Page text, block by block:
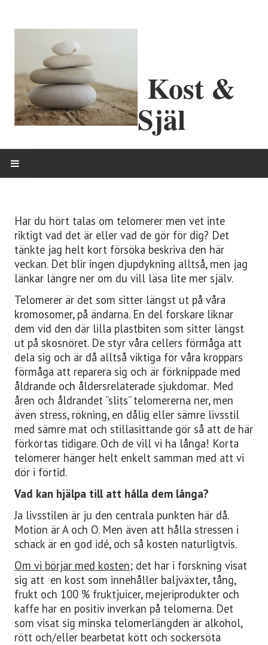
Kost &
Själ
OM MIG
ERBJUDANDEN
KONTAKT
LAVENDELGÖMMAN
INTEGRITETSPOLICY
RECEPT
MINA BÖCKER
INLOGGNING
Har du hört talas om telomerer men vet inte
riktigt vad det är eller vad de gör för dig? Det
tänkte jag helt kort försöka beskriva den här
veckan. Det blir ingen djupdykning alltså, men jag
länkar längre ner om du vill läsa lite mer själv.
Telomerer är det som sitter längst ut på våra
kromosomer, på ändarna. En del forskare liknar
dem vid den där lilla plastbiten som sitter längst
ut på skosnöret. De styr våra cellers förmåga att
dela sig och är då alltså viktiga för våra kroppars
förmåga att reparera sig och är förknippade med
åldrande och åldersrelaterade sjukdomar. Med
åren och åldrandet ”slits” telomererna ner, men
även stress, rökning, en dålig eller sämre livsstil
med sämre mat och stillasittande gör så att de här
förkortas tidigare. Och de vill vi ha långa! Korta
telomerer hänger helt enkelt samman med att vi
dör i förtid.
Vad kan hjälpa till att hålla dem långa?
Ja livsstilen är ju den centrala punkten här då.
Motion är A och O. Men även att hålla stressen i
schack är en god idé, och så kosten naturligtvis.
Om vi börjar med kosten; det har i forskning visat
sig att en kost som innehåller baljväxter, tång,
frukt och 100 % fruktjuicer, mejeriprodukter och
kaffe har en positiv inverkan på telomerna. Det
som visat sig minska telomerlängden är alkohol,
rött och/eller bearbetat kött och sockersöta